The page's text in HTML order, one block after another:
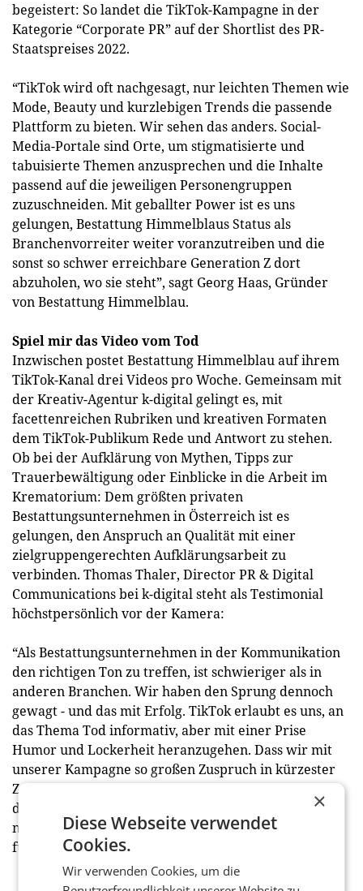
begeistert: So landet die TikTok-Kampagne in der
Kategorie “Corporate PR” auf der Shortlist des PR-
Staatspreises 2022.
“TikTok wird oft nachgesagt, nur leichten Themen wie
Mode, Beauty und kurzlebigen Trends die passende
Plattform zu bieten. Wir sehen das anders. Social-
Media-Portale sind Orte, um stigmatisierte und
tabuisierte Themen anzusprechen und die Inhalte
passend auf die jeweiligen Personengruppen
zuzuschneiden. Mit geballter Power ist es uns
gelungen, Bestattung Himmelblaus Status als
Branchenvorreiter weiter voranzutreiben und die
sonst so schwer erreichbare Generation Z dort
abzuholen, wo sie steht”, sagt Georg Haas, Gründer
von Bestattung Himmelblau.
Spiel mir das Video vom Tod
Inzwischen postet Bestattung Himmelblau auf ihrem
TikTok-Kanal drei Videos pro Woche. Gemeinsam mit
der Kreativ-Agentur k-digital gelingt es, mit
facettenreichen Rubriken und kreativen Formaten
dem TikTok-Publikum Rede und Antwort zu stehen.
Ob bei der Aufklärung von Mythen, Tipps zur
Trauerbewältigung oder Einblicke in die Arbeit im
Krematorium: Dem größten privaten
Bestattungsunternehmen in Österreich ist es
gelungen, den Anspruch an Qualität mit einer
zielgruppengerechten Aufklärungsarbeit zu
verbinden. Thomas Thaler, Director PR & Digital
Communications bei k-digital steht als Testimonial
höchstpersönlich vor der Kamera:
“Als Bestattungsunternehmen in der Kommunikation
den richtigen Ton zu treffen, ist schwieriger als in
anderen Branchen. Wir haben den Sprung dennoch
gewagt - und das mit Erfolg. TikTok erlaubt es uns, an
das Thema Tod informativ, aber mit einer Prise
Humor und Lockerheit heranzugehen. Dass wir mit
unserer Kampagne so großen Zuspruch in kürzester
Zeit erhalten, zeigt deutlich, wie wichtig es ist, mit
dem Tabuthema Tod aufzuräumen, es zu
normalisieren und so einen nachhaltigen Mehrwert
für die Community zu schaffen.” (red)
×
Diese Webseite verwendet
Cookies.
Wir verwenden Cookies, um die